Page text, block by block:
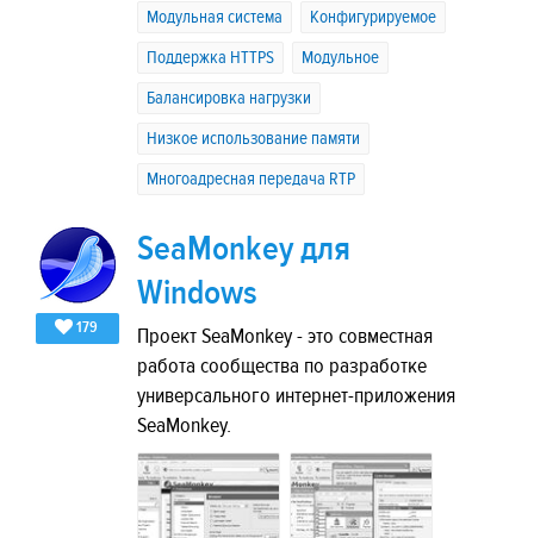
Модульная система
Конфигурируемое
Поддержка HTTPS
Модульное
Балансировка нагрузки
Низкое использование памяти
Многоадресная передача RTP
179
SeaMonkey для
Windows
Проект SeaMonkey - это совместная
работа сообщества по разработке
универсального интернет-приложения
SeaMonkey.